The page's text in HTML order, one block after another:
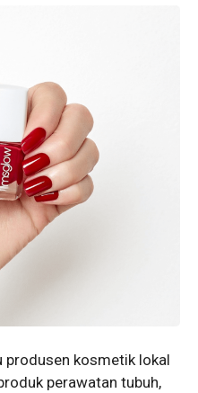
produsen kosmetik lokal
perawatan tubuh,